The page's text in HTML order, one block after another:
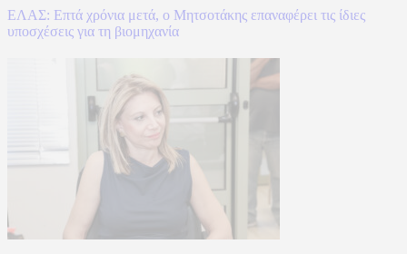
ΕΛΑΣ: Επτά χρόνια μετά, ο Μητσοτάκης επαναφέρει τις ίδιες
υποσχέσεις για τη βιομηχανία